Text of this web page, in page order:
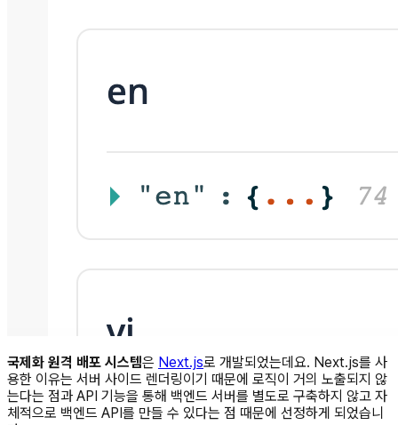
국제화 원격 배포 시스템은 Next.js로 개발되었는데요. Next.js를 사
용한 이유는 서버 사이드 렌더링이기 때문에 로직이 거의 노출되지 않
는다는 점과 API 기능을 통해 백엔드 서버를 별도로 구축하지 않고 자
체적으로 백엔드 API를 만들 수 있다는 점 때문에 선정하게 되었습니